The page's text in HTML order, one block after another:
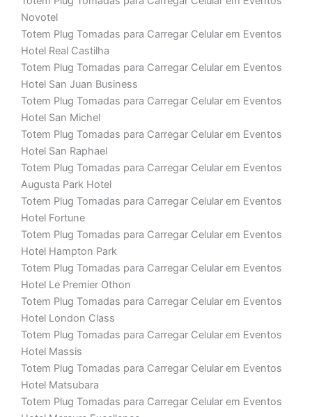
Novotel
Totem Plug Tomadas para Carregar Celular em Eventos
Hotel Real Castilha
Totem Plug Tomadas para Carregar Celular em Eventos
Hotel San Juan Business
Totem Plug Tomadas para Carregar Celular em Eventos
Hotel San Michel
Totem Plug Tomadas para Carregar Celular em Eventos
Hotel San Raphael
Totem Plug Tomadas para Carregar Celular em Eventos
Augusta Park Hotel
Totem Plug Tomadas para Carregar Celular em Eventos
Hotel Fortune
Totem Plug Tomadas para Carregar Celular em Eventos
Hotel Hampton Park
Totem Plug Tomadas para Carregar Celular em Eventos
Hotel Le Premier Othon
Totem Plug Tomadas para Carregar Celular em Eventos
Hotel London Class
Totem Plug Tomadas para Carregar Celular em Eventos
Hotel Massis
Totem Plug Tomadas para Carregar Celular em Eventos
Hotel Matsubara
Totem Plug Tomadas para Carregar Celular em Eventos